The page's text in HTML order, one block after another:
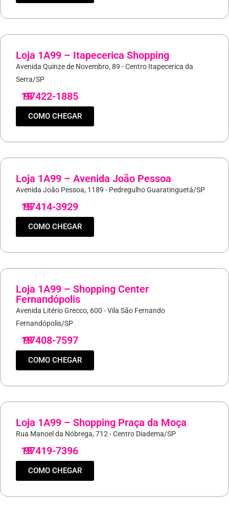
Loja 1A99 – Itapecerica Shopping
Avenida Quinze de Novembro, 89 - Centro Itapecerica da
Serra/SP
19
97422-1885
COMO CHEGAR
Loja 1A99 – Avenida João Pessoa
Avenida João Pessoa, 1189 - Pedregulho Guaratinguetá/SP
19
97414-3929
COMO CHEGAR
Loja 1A99 – Shopping Center
Fernandópolis
Avenida Litério Grecco, 600 - Vila São Fernando
Fernandópolis/SP
19
97408-7597
COMO CHEGAR
Loja 1A99 – Shopping Praça da Moça
Rua Manoel da Nóbrega, 712 - Centro Diadema/SP
19
97419-7396
COMO CHEGAR